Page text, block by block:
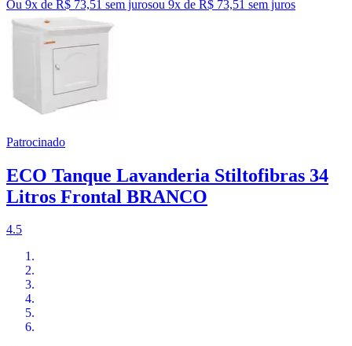
Ou 9x de R$ 73,51 sem jurosou 9x de R$ 73,51 sem juros
Patrocinado
ECO Tanque Lavanderia Stiltofibras 34
Litros Frontal BRANCO
4.5